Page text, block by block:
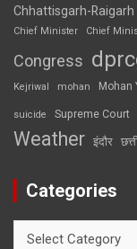
Chhattisgarh-Raigarh
Chief Minister
Chief
Congress
Kejriwal mohan Mohan
suicide Supreme Court
Weather इंदौर
Categories